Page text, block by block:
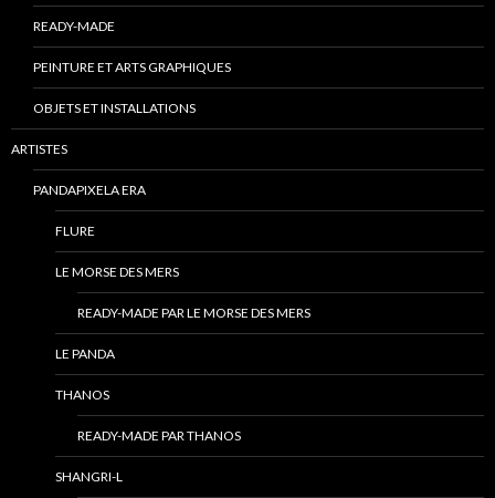
READY-MADE
PEINTURE ET ARTS GRAPHIQUES
OBJETS ET INSTALLATIONS
ARTISTES
PANDAPIXELA ERA
FLURE
LE MORSE DES MERS
READY-MADE PAR LE MORSE DES MERS
LE PANDA
THANOS
READY-MADE PAR THANOS
SHANGRI-L